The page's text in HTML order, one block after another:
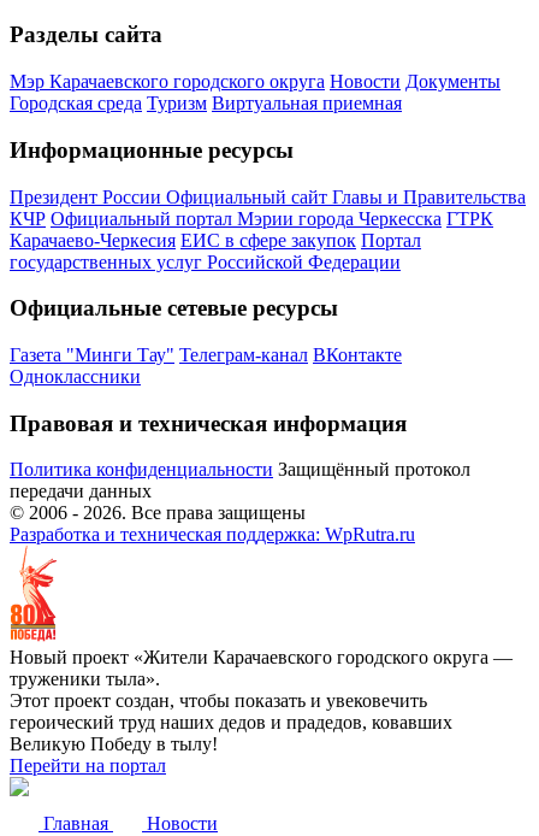
Разделы сайта
Мэр Карачаевского городского округа Новости Документы
Городская среда Туризм Виртуальная приемная
Информационные ресурсы
Президент России Официальный сайт Главы и Правительства
КЧР Официальный портал Мэрии города Черкесска ГТРК
Карачаево-Черкесия ЕИС в сфере закупок Портал
государственных услуг Российской Федерации
Официальные сетевые ресурсы
Газета "Минги Тау" Телеграм-канал ВКонтакте
Одноклассники
Правовая и техническая информация
Политика конфиденциальности Защищённый протокол
передачи данных
© 2006 - 2026. Все права защищены
Разработка и техническая поддержка: WpRutra.ru
Новый проект «Жители Карачаевского городского округа —
труженики тыла».
Этот проект создан, чтобы показать и увековечить
героический труд наших дедов и прадедов, ковавших
Великую Победу в тылу!
Перейти на портал
Главная Новости